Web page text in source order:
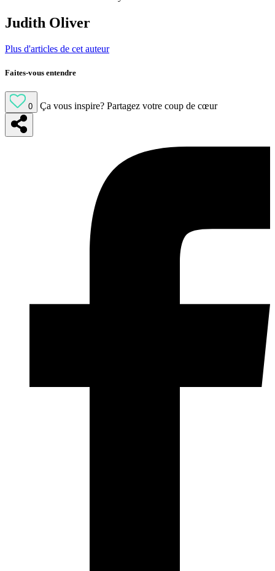
Judith Oliver
Plus d'articles de cet auteur
Faites-vous entendre
0 Ça vous inspire? Partagez votre coup de cœur